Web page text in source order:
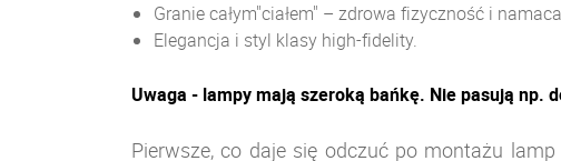
Granie całym"ciałem" – zdrowa fizyczność i
Elegancja i styl klasy high-fidelity.
Uwaga - lampy mają szeroką bańkę. Nie pasują np.
Pierwsze, co daje się odczuć po montażu